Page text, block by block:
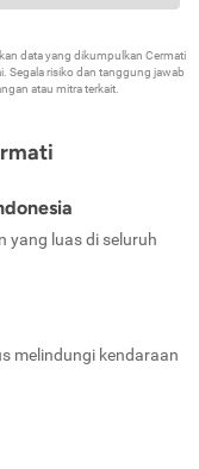
data yang dikumpulkan Cermati
risiko dan tanggung jawab
atau mitra terkait.
yang luas di seluruh
melindungi kendaraan